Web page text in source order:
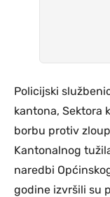
Policijski
kantona, Sektora
borbu protiv
Kantonalnog
naredbi
godine izvršili su